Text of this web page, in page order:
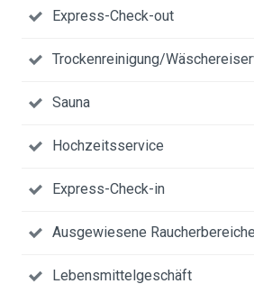
Express-Check-out
Trockenreinigung/
Sauna
Hochzeitsservice
Express-Check-in
Ausgewiesene Raucherbereiche
Lebensmittelgeschäft